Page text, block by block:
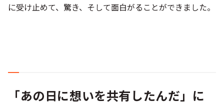
に受け止めて、驚き、そして面白がることができました。
「あの日に想いを共有したんだ」に